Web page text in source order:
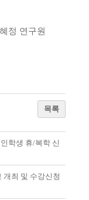
정 연구원
목록
학생 휴/복학 신
개최 및 수강신청